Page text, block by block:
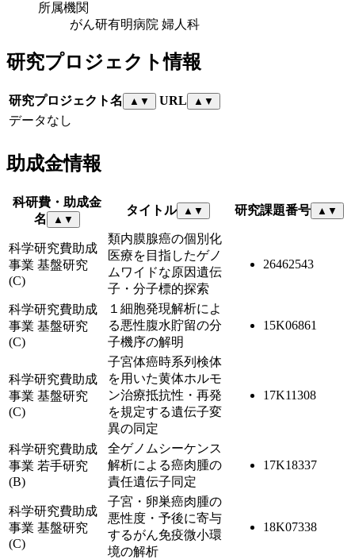
所属機関
がん研有明病院 婦人科
研究プロジェクト情報
研究プロジェクト名 ▲ ▼ URL ▲ ▼
データなし
助成金情報
科研費・助成金
名
▲ ▼
タイトル ▲ ▼ 研究課題番号 ▲ ▼
科学研究費助成
事業 基盤研究
(C)
類内膜腺癌の個別化
医療を目指したゲノ
ムワイドな原因遺伝
子・分子標的探索
26462543
科学研究費助成
事業 基盤研究
(C)
１細胞発現解析によ
る悪性腹水貯留の分
子機序の解明
15K06861
科学研究費助成
事業 基盤研究
(C)
子宮体癌時系列検体
を用いた黄体ホルモ
ン治療抵抗性・再発
を規定する遺伝子変
異の同定
17K11308
科学研究費助成
事業 若手研究
(B)
全ゲノムシーケンス
解析による癌肉腫の
責任遺伝子同定
17K18337
科学研究費助成
事業 基盤研究
(C)
子宮・卵巣癌肉腫の
悪性度・予後に寄与
するがん免疫微小環
境の解析
18K07338